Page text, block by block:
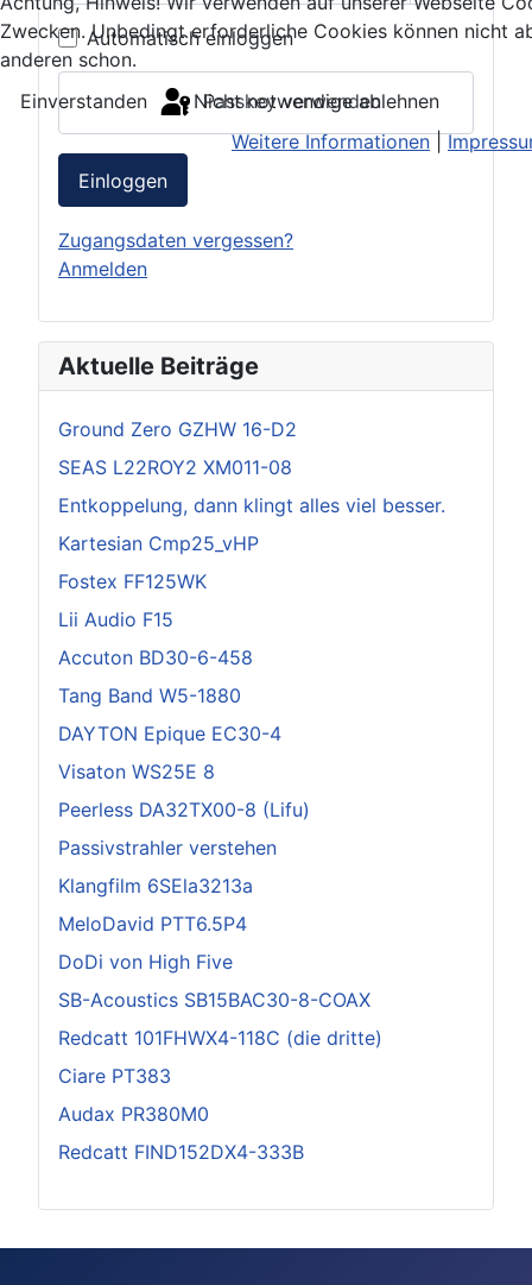
Passwort
Automatisch einloggen
Passkey verwenden
Einloggen
Zugangsdaten vergessen?
Anmelden
Aktuelle Beiträge
Ground Zero GZHW 16-D2
SEAS L22ROY2 XM011-08
Entkoppelung, dann klingt alles viel besser.
Kartesian Cmp25_vHP
Fostex FF125WK
Lii Audio F15
Accuton BD30-6-458
Tang Band W5-1880
DAYTON Epique EC30-4
Visaton WS25E 8
Peerless DA32TX00-8 (Lifu)
Passivstrahler verstehen
Klangfilm 6SEla3213a
MeloDavid PTT6.5P4
DoDi von High Five
SB-Acoustics SB15BAC30-8-COAX
Redcatt 101FHWX4-118C (die dritte)
Ciare PT383
Audax PR380M0
Redcatt FIND152DX4-333B
Zwecken. Unbedingt erforderliche Cookies können nicht
anderen schon.
Einverstanden
Nicht notwendige ablehnen
Weitere Informationen|